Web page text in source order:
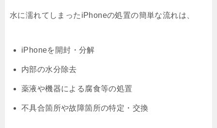
水に濡れてしまったiPhoneの処置の簡単な流れは、
iPhoneを開封・分解
内部の水分除去
薬液や機器による腐食等の処置
不具合箇所や故障箇所の特定・交換